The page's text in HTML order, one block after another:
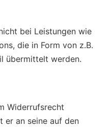
bei Leistungen wie
die in Form von z.B.
übermittelt werden.
Widerrufsrecht
er an seine auf den